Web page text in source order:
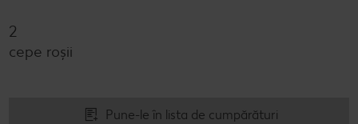
2
cepe roșii
Pune-le în lista de cumpărături